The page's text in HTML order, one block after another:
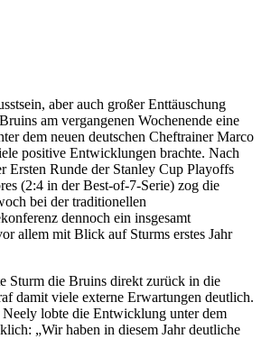
aber auch großer Enttäuschung
am vergangenen Wochenende eine
dem neuen deutschen Cheftrainer Marco
positive Entwicklungen brachte. Nach
Ersten Runde der Stanley Cup Playoffs
(2:4 in der Best-of-7-Serie) zog die
bei der traditionellen
dennoch ein insgesamt
allem mit Blick auf Sturms erstes Jahr
Sturm die Bruins direkt zurück in die
damit viele externe Erwartungen deutlich.
lobte die Entwicklung unter dem
„Wir haben in diesem Jahr deutliche